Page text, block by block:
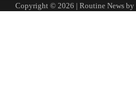
Copyright © 2026 | Routine News by